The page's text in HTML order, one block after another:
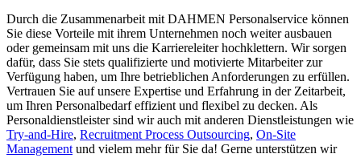
Durch die Zusammenarbeit mit DAHMEN Personalservice können
Sie diese Vorteile mit ihrem Unternehmen noch weiter ausbauen
oder gemeinsam mit uns die Karriereleiter hochklettern. Wir sorgen
dafür, dass Sie stets qualifizierte und motivierte Mitarbeiter zur
Verfügung haben, um Ihre betrieblichen Anforderungen zu erfüllen.
Vertrauen Sie auf unsere Expertise und Erfahrung in der Zeitarbeit,
um Ihren Personalbedarf effizient und flexibel zu decken. Als
Personaldienstleister sind wir auch mit anderen Dienstleistungen wie
Try-and-Hire, Recruitment Process Outsourcing, On-Site
Management und vielem mehr für Sie da! Gerne unterstützen wir